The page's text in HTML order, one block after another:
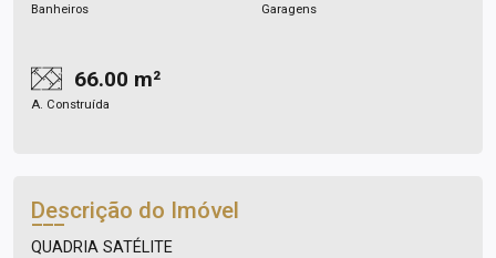
Banheiros Garagens
66.00 m²
A. Construída
Descrição do Imóvel
QUADRIA SATÉLITE